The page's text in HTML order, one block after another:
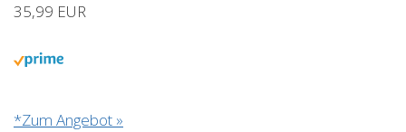
35,99 EUR
*Zum Angebot »